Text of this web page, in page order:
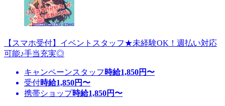
【スマホ受付】イベントスタッフ★未経験OK！週払い対応
可能♪手当充実◎
キャンペーンスタッフ 時給1,850円〜
受付時給1,850円〜
携帯ショップ時給1,850円〜